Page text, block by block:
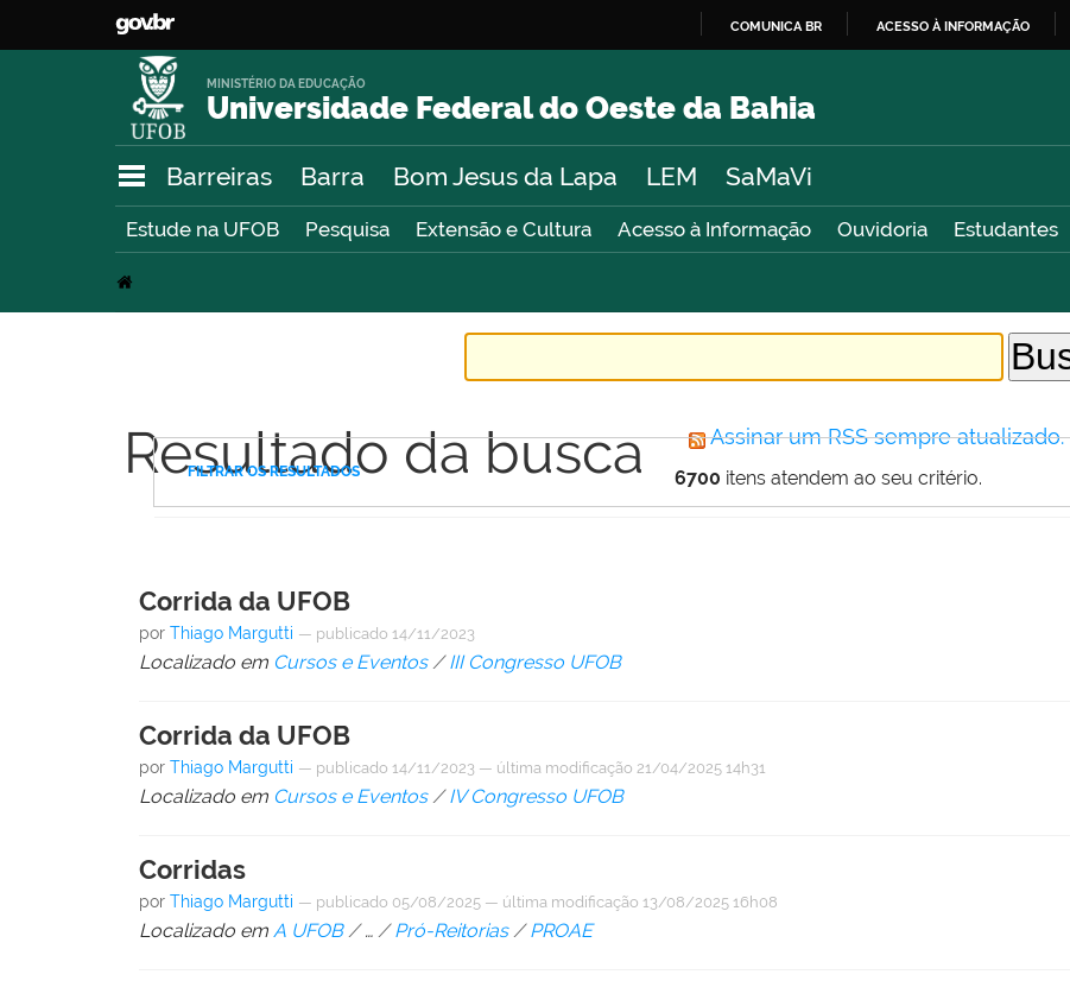
O
COMUNICA BR ACESSO À INFORMAÇÃO
Universidade Federal do Oeste da Bahia
MINISTÉRIO DA EDUCAÇÃO
Barreiras Barra Bom Jesus da Lapa LEM SaMaVi
Estude na UFOB Pesquisa Extensão e Cultura Acesso à Informação Ouvidoria Estudantes
Resultado da busca Assinar um RSS sempre atualizado.
6700 itens atendem ao seu critério.
FILTRAR OS RESULTADOS
Corrida da UFOB
porThiago Margutti — publicado 14/11/2023
Localizado em Cursos e Eventos /III Congresso UFOB
Corrida da UFOB
porThiago Margutti — publicado 14/11/2023 — última modificação 21/04/2025 14h31
Localizado em Cursos e Eventos /IV Congresso UFOB
Corridas
porThiago Margutti — publicado 05/08/2025 — última modificação 13/08/2025 16h08
Localizado em A UFOB /…/Pró-Reitorias /PROAE